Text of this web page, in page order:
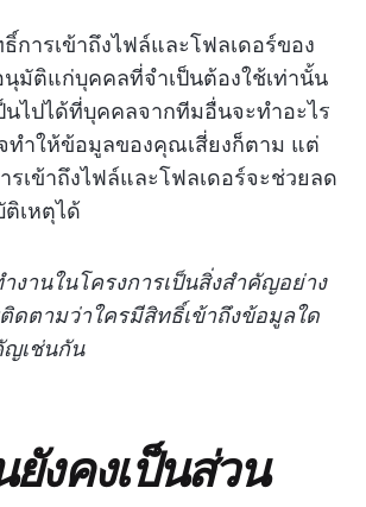
การเข้าถึงไฟล์และโฟลเดอร์ของ
นุมัติแก่บุคคลที่จำเป็นต้องใช้เท่านั้น
นไปได้ที่บุคคลจากทีมอื่นจะทำอะไร
ทำให้ข้อมูลของคุณเสี่ยงก็ตาม แต่
รเข้าถึงไฟล์และโฟลเดอร์จะช่วยลด
เหตุได้
งานในโครงการเป็นสิ่งสำคัญอย่าง
ดตามว่าใครมีสิทธิ์เข้าถึงข้อมูลใด
ญเช่นกัน
ยังคงเป็นส่วน